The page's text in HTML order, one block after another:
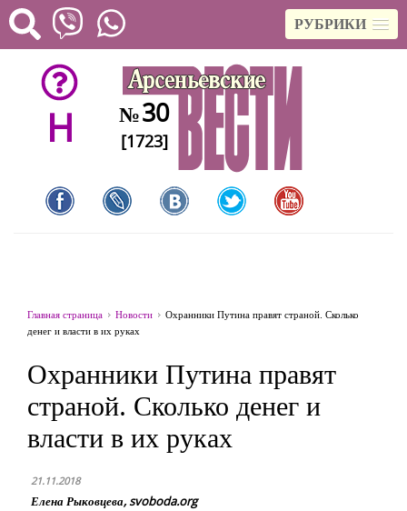
РУБРИКИ
H №30
[1723]
Главная страница Новости
Охранники Путина правят страной. Сколько
денег и власти в их руках
Охранники Путина правят
страной. Сколько денег и
власти в их руках
21.11.2018
Елена Рыковцева, svoboda.org